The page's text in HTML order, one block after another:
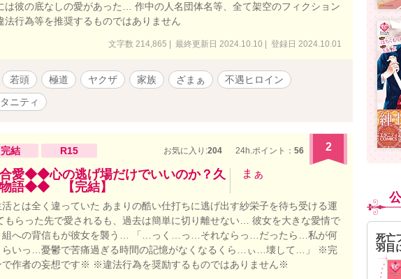
は彼の底なしの愛があった… 作中の人名団体名等、全て架空のフィクション
法行為等を推奨するものではありません
文字数 214,865 | 最終更新日 2024.10.10 | 登録日 2024.10.01
若頭 極道 ヤクザ 家族 ざまぁ
不遇ヒロイン
ニティ
完結 R15 お気に入り:204 24h.ポイント： 56 2
愛◆◆心の逃げ場だけでいいのか？久
物語◆◆ 【完結】
まぁ
とは全く違っていた あまりの酷い仕打ちに逃げ出す紗栄子を待ち受ける運
もらった先で愛されるも、過去は簡単に切り離せない… 彼女を大きな愛情で
組への背信もが彼女を襲う… 「…っく…っ…それならっ…だったら…私が何
らいっ…憂鬱で苦痛過ぎる時間の記憶がなくなるくら…ぃ…壊して…」 ※完
で作者の妄想です※ ※違法行為を奨励するものではありません※
死亡
羽目